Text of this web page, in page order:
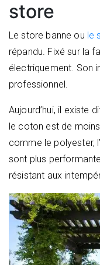
store
Le store banne ou le
répandu. Fixé sur la
électriquement. Son
professionnel.
Aujourd’hui, il existe
le coton est de
comme le polyester,
sont plus
résistant aux